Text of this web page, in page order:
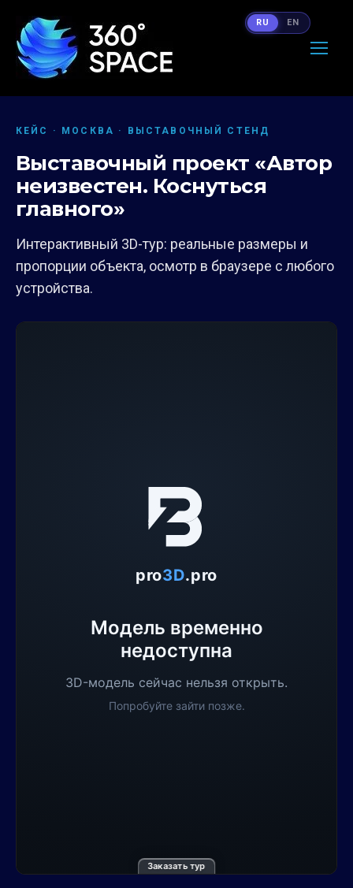
КЕЙС · МОСКВА · ВЫСТАВОЧНЫЙ СТЕНД
Выставочный проект «Автор
неизвестен. Коснуться
главного»
Интерактивный 3D-тур: реальные размеры и
пропорции объекта, осмотр в браузере с любого
устройства.
Заказать тур
RU EN